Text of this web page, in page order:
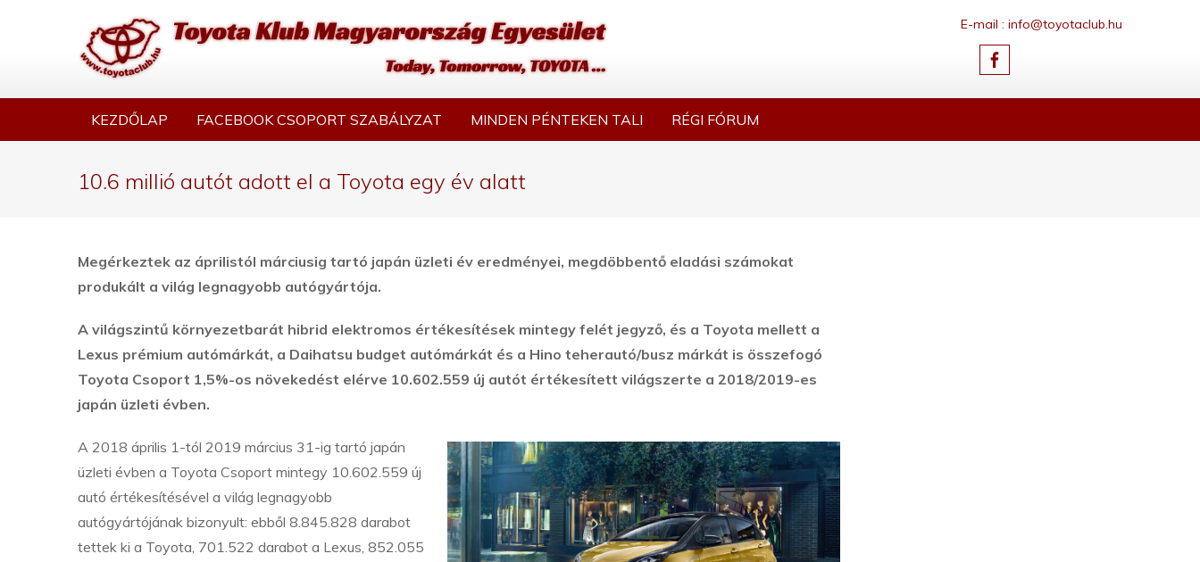
E-mail : info@toyotaclub.hu
KEZDŐLAP FACEBOOK CSOPORT SZABÁLYZAT MINDEN PÉNTEKEN TALI RÉGI FÓRUM
10.6 millió autót adott el a Toyota egy év alatt
Megérkeztek az áprilistól márciusig tartó japán üzleti év eredményei, megdöbbentő eladási számokat
produkált a világ legnagyobb autógyártója.
A világszintű környezetbarát hibrid elektromos értékesítések mintegy felét jegyző, és a Toyota mellett a
Lexus prémium autómárkát, a Daihatsu budget autómárkát és a Hino teherautó/busz márkát is összefogó
Toyota Csoport 1,5%-os növekedést elérve 10.602.559 új autót értékesített világszerte a 2018/2019-es
japán üzleti évben.
A 2018 április 1-tól 2019 március 31-ig tartó japán
üzleti évben a Toyota Csoport mintegy 10.602.559 új
autó értékesítésével a világ legnagyobb
autógyártójának bizonyult: ebből 8.845.828 darabot
tettek ki a Toyota, 701.522 darabot a Lexus, 852.055